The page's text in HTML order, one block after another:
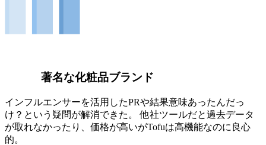
著名な化粧品ブランド
インフルエンサーを活用したPRや結果意味あったんだっ
け？という疑問が解消できた。 他社ツールだと過去データ
が取れなかったり、価格が高いがTofuは高機能なのに良心
的。